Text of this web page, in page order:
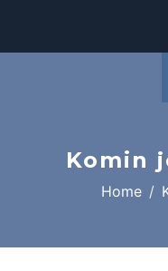
Komin
Home